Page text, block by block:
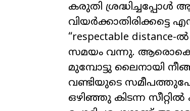
കരുതി ശ്രദ്ധിച്ചപ്പോൾ
വിയർക്കാതിരിക്കട്ടെ
“respectable distance-ൽ
സമയം വന്നു.
മുമ്പോട്ടു ലൈനായി
വണ്ടിയുടെ
ഒഴിഞ്ഞു കിടന്ന